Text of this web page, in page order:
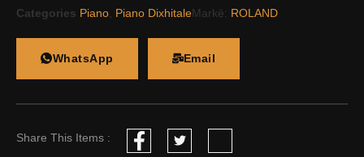
Categories Piano Piano DixhitaleMarkë: ROLAND
WhatsApp Email
Share This Items :